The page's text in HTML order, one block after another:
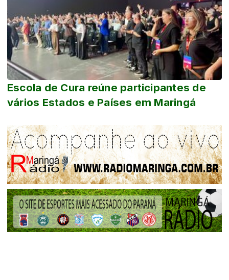
Escola de Cura reúne participantes de
vários Estados e Países em Maringá